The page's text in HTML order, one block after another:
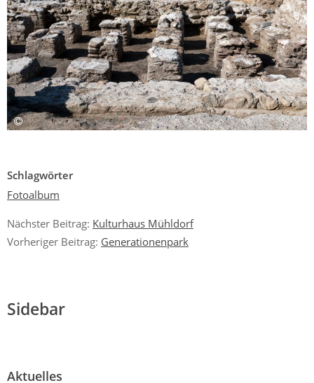
Schlagwörter
Fotoalbum
Nächster Beitrag: Kulturhaus Mühldorf
Vorheriger Beitrag: Generationenpark
Sidebar
Aktuelles